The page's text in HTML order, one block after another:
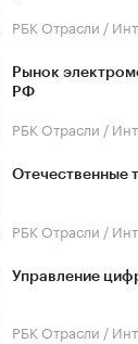
РБК Отрасли /
Рынок
РФ
РБК Отрасли /
Отечественные
РБК Отрасли /
Управление
РБК Отрасли /